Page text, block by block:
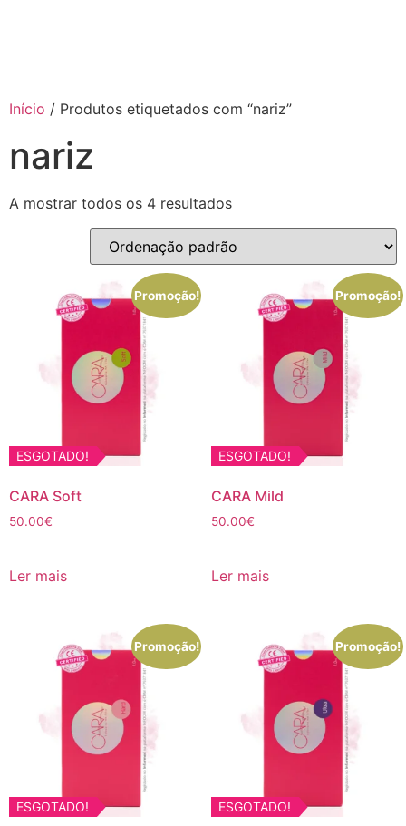
Início / Produtos etiquetados com “nariz”
nariz
A mostrar todos os 4 resultados
Promoção!
ESGOTADO!
CARA Soft
50.00€
Ler mais
Promoção!
ESGOTADO!
CARA Mild
50.00€
Ler mais
Promoção!
ESGOTADO!
Promoção!
ESGOTADO!